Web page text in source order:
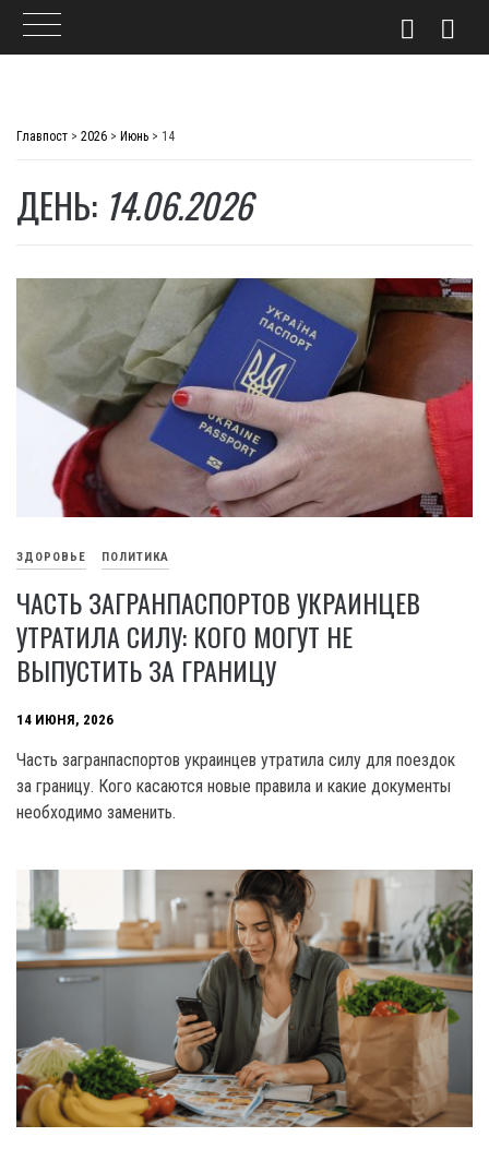
Главпост > 2026 > Июнь > 14
ДЕНЬ: 14.06.2026
ЗДОРОВЬЕ ПОЛИТИКА
ЧАСТЬ ЗАГРАНПАСПОРТОВ УКРАИНЦЕВ
УТРАТИЛА СИЛУ: КОГО МОГУТ НЕ
ВЫПУСТИТЬ ЗА ГРАНИЦУ
14 ИЮНЯ, 2026
Часть загранпаспортов украинцев утратила силу для поездок
за границу. Кого касаются новые правила и какие документы
необходимо заменить.